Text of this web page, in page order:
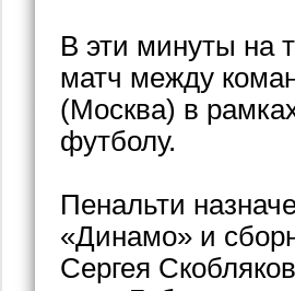
В эти минуты на
матч между
(Москва) в
футболу.
Пенальти
«Динамо» и
Сергея